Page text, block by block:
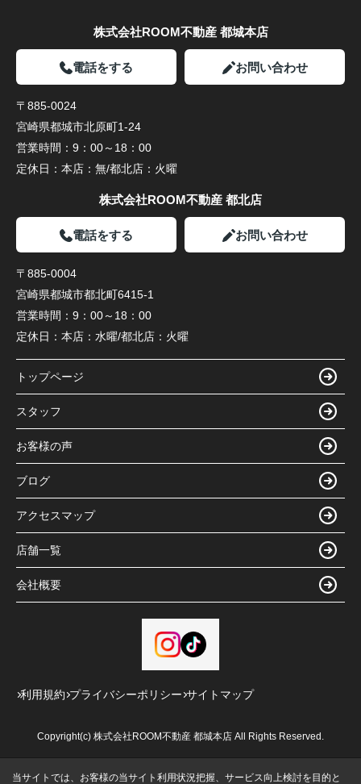
株式会社ROOM不動産 都城本店
電話をする お問い合わせ
〒885-0024
宮崎県都城市北原町1-24
営業時間： 9：00～18：00
定休日： 本店：無/都北店：火曜
株式会社ROOM不動産 都北店
電話をする お問い合わせ
〒885-0004
宮崎県都城市都北町6415-1
営業時間： 9：00～18：00
定休日： 本店：水曜/都北店：火曜
トップページ
スタッフ
お客様の声
ブログ
アクセスマップ
店舗一覧
会社概要
利用規約 プライバシーポリシー サイトマップ
Copyright(c) 株式会社ROOM不動産 都城本店 All Rights Reserved.
当サイトでは、お客様の当サイト利用状況把握、サービス向上検討を目的と